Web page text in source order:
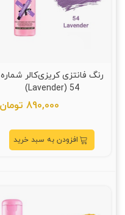
رنگ فانتزی کریزی‌کالر شماره
54 (Lavender)
890,000 تومان
افزودن به سبد خرید